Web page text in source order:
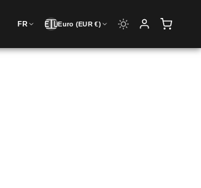
FR 🇪🇺Euro (EUR €)